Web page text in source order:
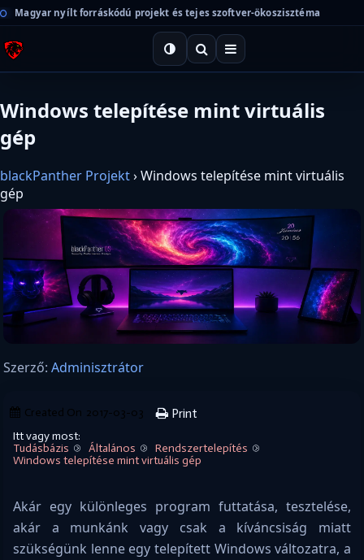
Magyar nyílt forráskódú projekt és tejes szoftver-ökoszisztéma
Windows telepítése mint virtuális
gép
blackPanther Projekt›Windows telepítése mint virtuális
gép
Szerző: Adminisztrátor
Created On 2017-03-03 Print
Itt vagy most:
Tudásbázis
Általános
Rendszertelepítés
Windows telepítése mint virtuális gép
Akár egy különleges program futtatása, tesztelése,
akár a munkánk vagy csak a kíváncsiság miatt
szükségünk lenne egy telepített Windows változatra, a